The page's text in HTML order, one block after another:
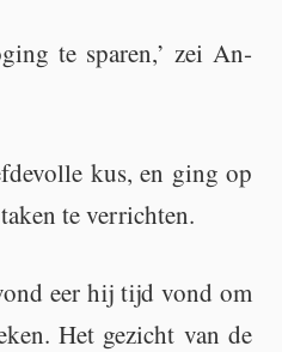
te spa­ren,’ zei An­
kus, en ging op
te ver­rich­ten.
eer hij tijd vond om
Het ge­zicht van de